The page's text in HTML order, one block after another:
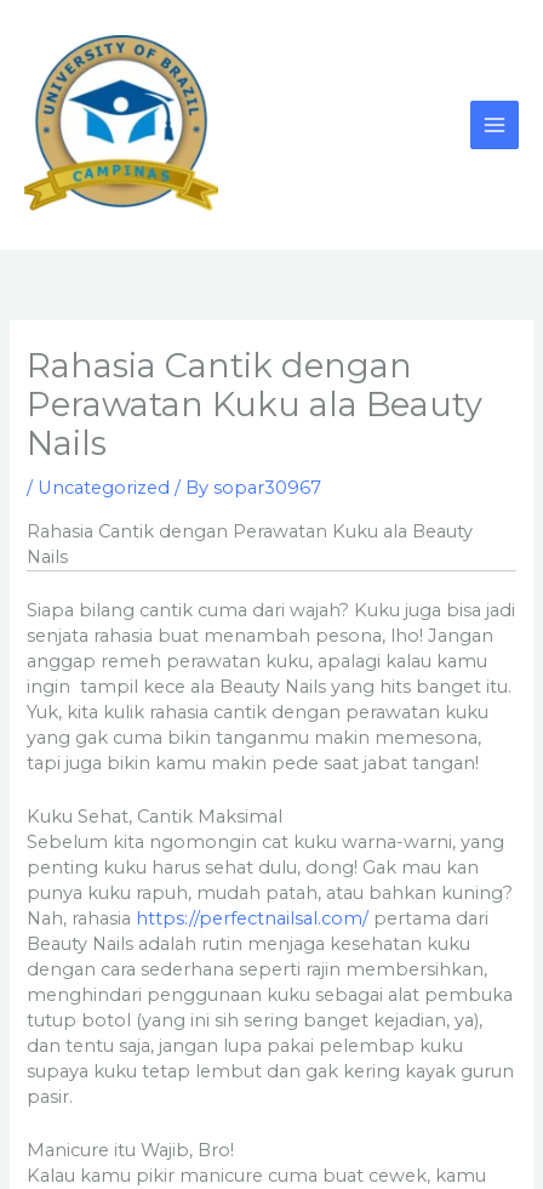
content
Rahasia Cantik dengan
Perawatan Kuku ala Beauty
Nails
/ Uncategorized / Bysopar30967
Rahasia Cantik dengan Perawatan Kuku ala Beauty
Nails
Siapa bilang cantik cuma dari wajah? Kuku juga bisa jadi
senjata rahasia buat menambah pesona, lho! Jangan
anggap remeh perawatan kuku, apalagi kalau kamu
ingin tampil kece ala Beauty Nails yang hits banget itu.
Yuk, kita kulik rahasia cantik dengan perawatan kuku
yang gak cuma bikin tanganmu makin memesona,
tapi juga bikin kamu makin pede saat jabat tangan!
Kuku Sehat, Cantik Maksimal
Sebelum kita ngomongin cat kuku warna-warni, yang
penting kuku harus sehat dulu, dong! Gak mau kan
punya kuku rapuh, mudah patah, atau bahkan kuning?
Nah, rahasia https://perfectnailsal.com/pertama dari
Beauty Nails adalah rutin menjaga kesehatan kuku
dengan cara sederhana seperti rajin membersihkan,
menghindari penggunaan kuku sebagai alat pembuka
tutup botol (yang ini sih sering banget kejadian, ya),
dan tentu saja, jangan lupa pakai pelembap kuku
supaya kuku tetap lembut dan gak kering kayak gurun
pasir.
Manicure itu Wajib, Bro!
Kalau kamu pikir manicure cuma buat cewek, kamu